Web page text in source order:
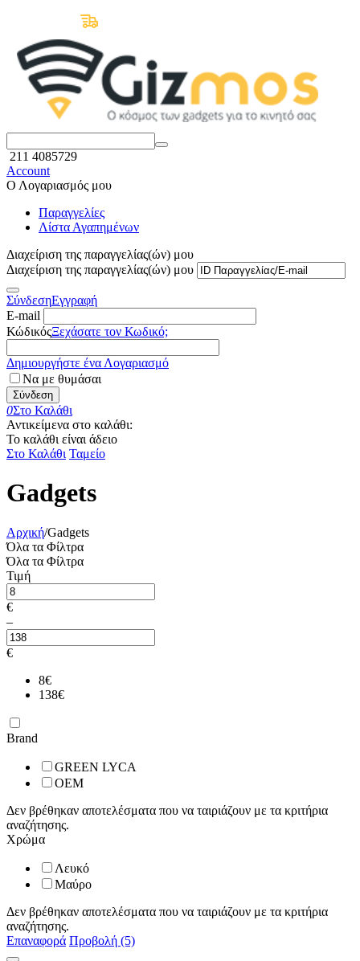
211 4085729
Account
Ο Λογαριασμός μου
Παραγγελίες
Λίστα Αγαπημένων
Διαχείριση της παραγγελίας(ών) μου
Διαχείριση της παραγγελίας(ών) μου
ΣύνδεσηΕγγραφή
E-mail
ΚώδικόςΞεχάσατε τον Κωδικό;
Δημιουργήστε ένα Λογαριασμό
Να με θυμάσαι
Σύνδεση
0Στο Καλάθι
Αντικείμενα στο καλάθι:
Το καλάθι είναι άδειο
Στο Καλάθι Ταμείο
Gadgets
Αρχική/Gadgets
Όλα τα Φίλτρα
Όλα τα Φίλτρα
Τιμή
€
–
€
8€
138€
Brand
GREEN LYCA
OEM
Δεν βρέθηκαν αποτελέσματα που να ταιριάζουν με τα κριτήρια
αναζήτησης.
Χρώμα
Λευκό
Μαύρο
Δεν βρέθηκαν αποτελέσματα που να ταιριάζουν με τα κριτήρια
αναζήτησης.
Επαναφορά Προβολή (5)